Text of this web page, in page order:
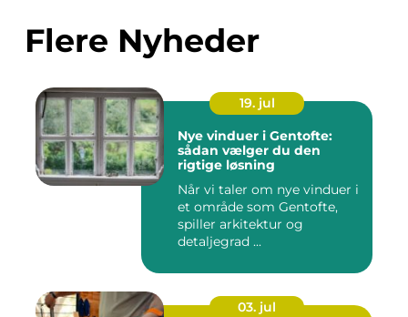
Flere Nyheder
19. jul
Nye vinduer i Gentofte:
sådan vælger du den
rigtige løsning
Når vi taler om nye vinduer i
et område som Gentofte,
spiller arkitektur og
detaljegrad ...
03. jul